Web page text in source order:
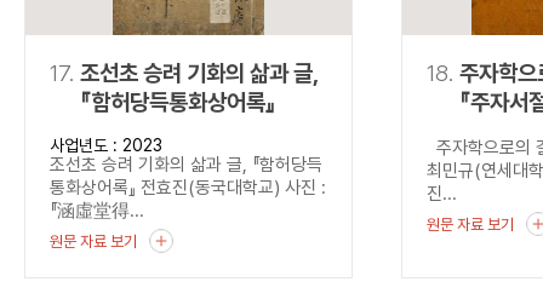
17. 조선초 승려 기화의 삶과 글,
『함허당득통화상어록』
사업년도 : 2023
조선초 승려 기화의 삶과 글, 『함허당득
통화상어록』 전효진(동국대학교) 사진 :
『涵虛堂得...
원문 자료 보기
18. 주자학
『주자서
주자학으로의
최민규(연세
진...
원문 자료 보기